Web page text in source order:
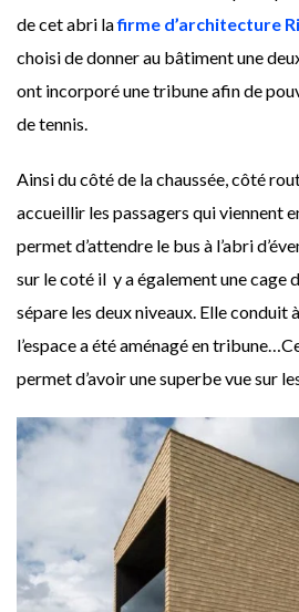
de cet abri lafirme d’architecture
choisi de donner au bâtiment une
ont incorporé une tribune afin de
de tennis.
Ainsi du côté de la chaussée, côté
accueillir les passagers qui viennent
permet d’attendre le bus à l’abri
sur le coté il y a également une cage
sépare les deux niveaux. Elle conduit
l’espace a été aménagé en
permet d’avoir une superbe vue sur